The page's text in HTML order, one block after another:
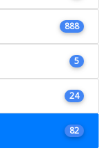
888
5
24
82